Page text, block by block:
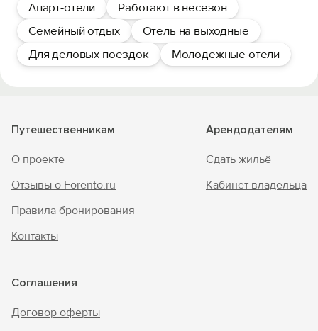
Апарт-отели
Работают в несезон
Семейный отдых
Отель на выходные
Для деловых поездок
Молодежные отели
Путешественникам
О проекте
Отзывы о Forento.ru
Правила бронирования
Контакты
Арендодателям
Сдать жильё
Кабинет владельца
Соглашения
Договор оферты